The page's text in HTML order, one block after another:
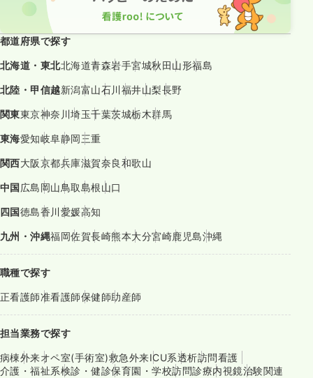
都道府県で探す
北海道・東北北海道青森岩手宮城秋田山形福島
北陸・甲信越新潟富山石川福井山梨長野
関東東京神奈川埼玉千葉茨城栃木群馬
東海愛知岐阜静岡三重
関西大阪京都兵庫滋賀奈良和歌山
中国広島岡山鳥取島根山口
四国徳島香川愛媛高知
九州・沖縄福岡佐賀長崎熊本大分宮崎鹿児島沖縄
職種で探す
正看護師准看護師保健師助産師
担当業務で探す
病棟外来オペ室(手術室)救急外来ICU系透析訪問看護
介護・福祉系検診・健診保育園・学校訪問診療内視鏡治験関連